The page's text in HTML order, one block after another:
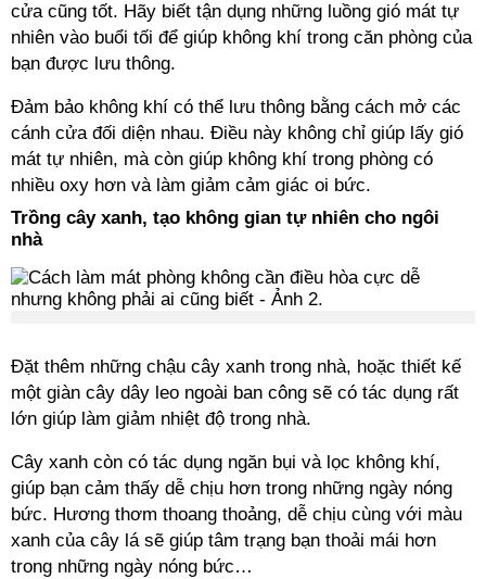
cửa cũng tốt. Hãy biết tận dụng những luồng gió mát tự
nhiên vào buổi tối để giúp không khí trong căn phòng của
bạn được lưu thông.
Đảm bảo không khí có thể lưu thông bằng cách mở các
cánh cửa đối diện nhau. Điều này không chỉ giúp lấy gió
mát tự nhiên, mà còn giúp không khí trong phòng có
nhiều oxy hơn và làm giảm cảm giác oi bức.
Trồng cây xanh, tạo không gian tự nhiên cho ngôi
nhà
Đặt thêm những chậu cây xanh trong nhà, hoặc thiết kế
một giàn cây dây leo ngoài ban công sẽ có tác dụng rất
lớn giúp làm giảm nhiệt độ trong nhà.
Cây xanh còn có tác dụng ngăn bụi và lọc không khí,
giúp bạn cảm thấy dễ chịu hơn trong những ngày nóng
bức. Hương thơm thoang thoảng, dễ chịu cùng với màu
xanh của cây lá sẽ giúp tâm trạng bạn thoải mái hơn
trong những ngày nóng bức…